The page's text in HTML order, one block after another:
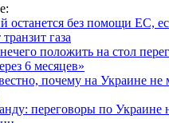
останется без помощи ЕС,
газа
положить на стол
6 месяцев»
почему на Украине не
переговоры по Украине